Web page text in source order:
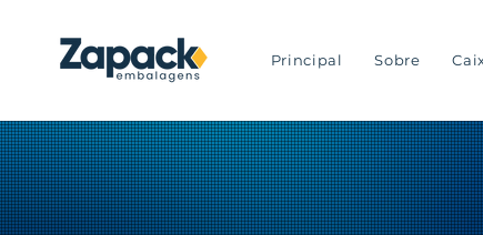
Principal Sobre